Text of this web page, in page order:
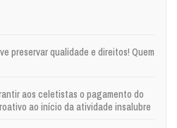
preservar qualidade e direitos! Quem
aos celetistas o pagamento do
ao início da atividade insalubre